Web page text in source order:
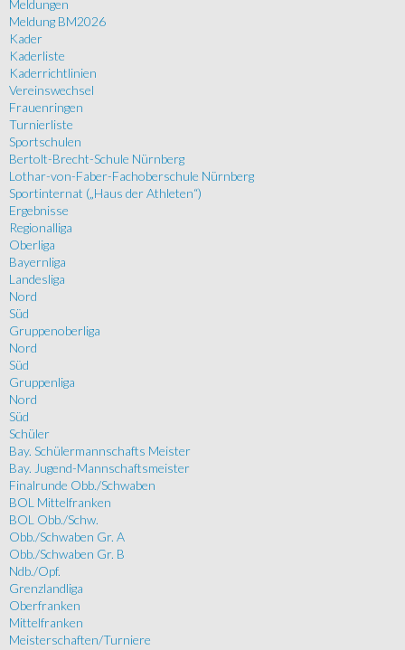
Meldungen
Meldung BM2026
Kader
Kaderliste
Kaderrichtlinien
Vereinswechsel
Frauenringen
Turnierliste
Sportschulen
Bertolt-Brecht-Schule Nürnberg
Lothar-von-Faber-Fachoberschule Nürnberg
Sportinternat („Haus der Athleten“)
Ergebnisse
Regionalliga
Oberliga
Bayernliga
Landesliga
Nord
Süd
Gruppenoberliga
Nord
Süd
Gruppenliga
Nord
Süd
Schüler
Bay. Schülermannschafts Meister
Bay. Jugend-Mannschaftsmeister
Finalrunde Obb./Schwaben
BOL Mittelfranken
BOL Obb./Schw.
Obb./Schwaben Gr. A
Obb./Schwaben Gr. B
Ndb./Opf.
Grenzlandliga
Oberfranken
Mittelfranken
Meisterschaften/Turniere